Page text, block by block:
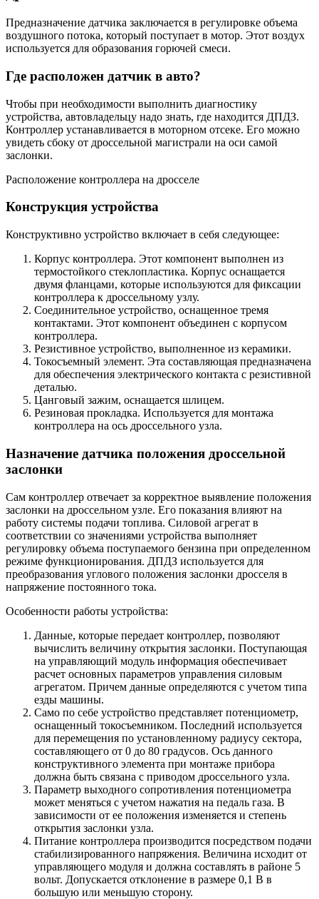
Предназначение датчика заключается в регулировке объема
воздушного потока, который поступает в мотор. Этот воздух
используется для образования горючей смеси.
Где расположен датчик в авто?
Чтобы при необходимости выполнить диагностику
устройства, автовладельцу надо знать, где находится ДПДЗ.
Контроллер устанавливается в моторном отсеке. Его можно
увидеть сбоку от дроссельной магистрали на оси самой
заслонки.
Расположение контроллера на дросселе
Конструкция устройства
Конструктивно устройство включает в себя следующее:
Корпус контроллера. Этот компонент выполнен из
термостойкого стеклопластика. Корпус оснащается
двумя фланцами, которые используются для фиксации
контроллера к дроссельному узлу.
Соединительное устройство, оснащенное тремя
контактами. Этот компонент объединен с корпусом
контроллера.
Резистивное устройство, выполненное из керамики.
Токосъемный элемент. Эта составляющая предназначена
для обеспечения электрического контакта с резистивной
деталью.
Цанговый зажим, оснащается шлицем.
Резиновая прокладка. Используется для монтажа
контроллера на ось дроссельного узла.
Назначение датчика положения дроссельной
заслонки
Сам контроллер отвечает за корректное выявление положения
заслонки на дроссельном узле. Его показания влияют на
работу системы подачи топлива. Силовой агрегат в
соответствии со значениями устройства выполняет
регулировку объема поступаемого бензина при определенном
режиме функционирования. ДПДЗ используется для
преобразования углового положения заслонки дросселя в
напряжение постоянного тока.
Особенности работы устройства:
Данные, которые передает контроллер, позволяют
вычислить величину открытия заслонки. Поступающая
на управляющий модуль информация обеспечивает
расчет основных параметров управления силовым
агрегатом. Причем данные определяются с учетом типа
езды машины.
Само по себе устройство представляет потенциометр,
оснащенный токосъемником. Последний используется
для перемещения по установленному радиусу сектора,
составляющего от 0 до 80 градусов. Ось данного
конструктивного элемента при монтаже прибора
должна быть связана с приводом дроссельного узла.
Параметр выходного сопротивления потенциометра
может меняться с учетом нажатия на педаль газа. В
зависимости от ее положения изменяется и степень
открытия заслонки узла.
Питание контроллера производится посредством подачи
стабилизированного напряжения. Величина исходит от
управляющего модуля и должна составлять в районе 5
вольт. Допускается отклонение в размере 0,1 В в
большую или меньшую сторону.